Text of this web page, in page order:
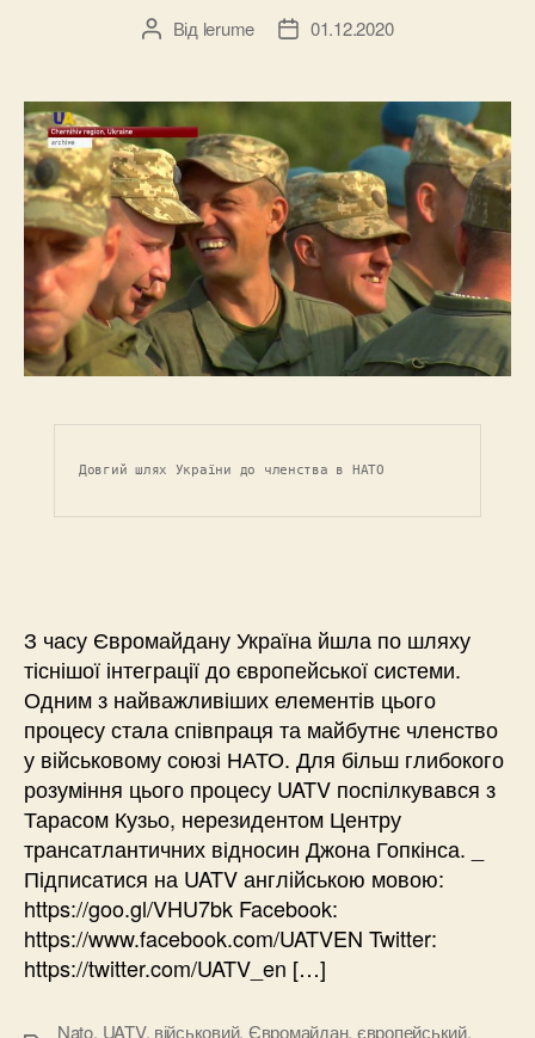
Автор
Від lerume
Дата01.12.2020
Довгий шлях України до членства в НАТО
З часу Євромайдану Україна йшла по шляху
тіснішої інтеграції до європейської системи.
Одним з найважливіших елементів цього
процесу стала співпраця та майбутнє членство
у військовому союзі НАТО. Для більш глибокого
розуміння цього процесу UATV поспілкувався з
Тарасом Кузьо, нерезидентом Центру
трансатлантичних відносин Джона Гопкінса. _
Підписатися на UATV англійською мовою:
https://goo.gl/VHU7bk Facebook:
https://www.facebook.com/UATVEN Twitter:
https://twitter.com/UATV_en […]
Nato, UATV, військовий, Євромайдан, європейський,